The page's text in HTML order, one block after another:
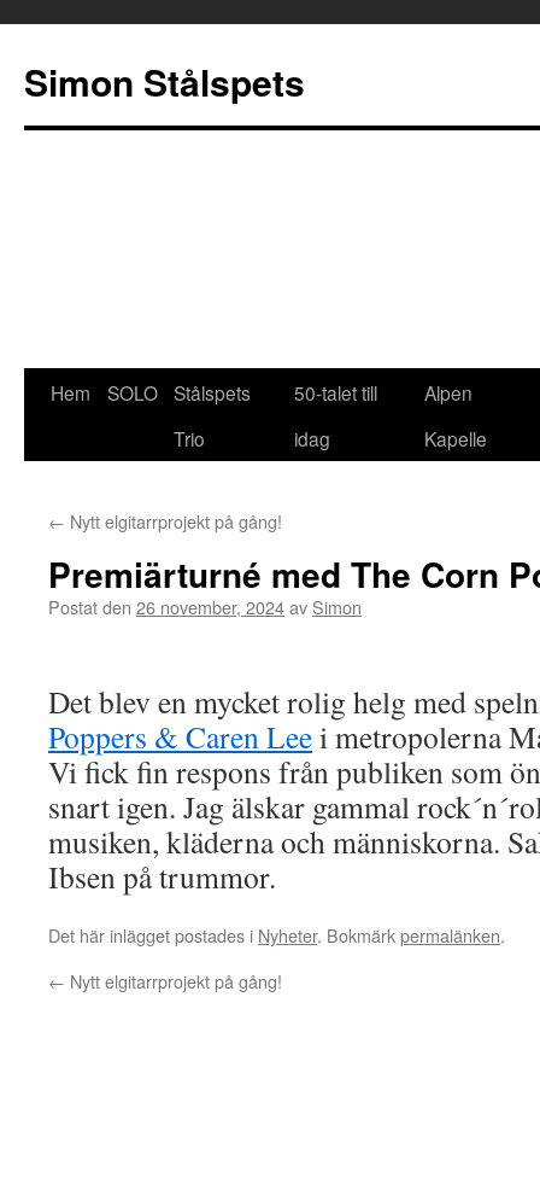
Simon Stålspets
Hoppa
Hem SOLO Stålspets
Trio
50-talet till
idag
Alpen
Kapelle
← Nytt elgitarrprojekt på gång!
Premiärturné med The Corn
Postat den 26 november, 2024av Simon
Det blev en mycket rolig helg med
Poppers & Caren Leei metropolerna
Vi fick fin respons från publiken som
snart igen. Jag älskar gammal
musiken, kläderna och människorna.
Ibsen på trummor.
Det här inlägget postades i Nyheter. Bokmärkpermalänken.
← Nytt elgitarrprojekt på gång!